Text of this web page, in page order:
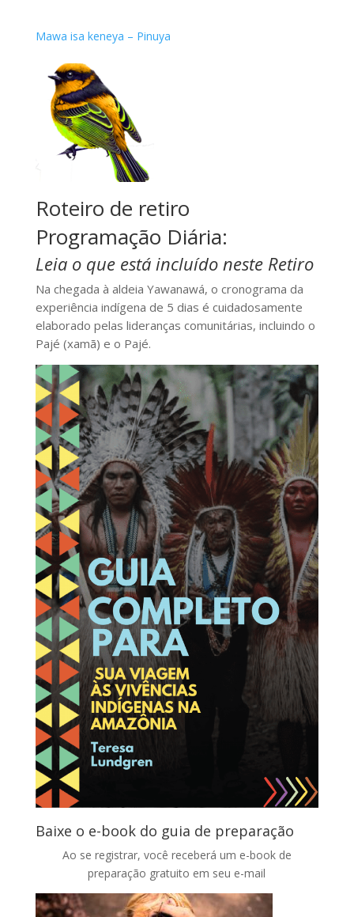
Mawa isa keneya – Pinuya
Roteiro de retiro
Programação Diária:
Leia o que está incluído neste Retiro
Na chegada à aldeia Yawanawá, o cronograma da
experiência indígena de 5 dias é cuidadosamente
elaborado pelas lideranças comunitárias, incluindo o
Pajé (xamã) e o Pajé.
Baixe o e-book do guia de preparação
Ao se registrar, você receberá um e-book de
preparação gratuito em seu e-mail